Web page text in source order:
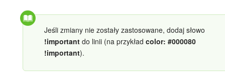
Jeśli zmiany nie zostały zastosowane, dodaj słowo
!important do linii (na przykład color: #000080
!important).